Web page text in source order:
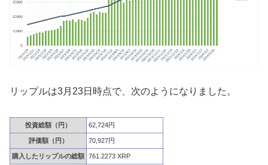
リップルは3月23日時点で、次のようになりました。
投資総額（円） 62,724円
評価額（円） 70,927円
購入したリップルの総額 761.2273 XRP